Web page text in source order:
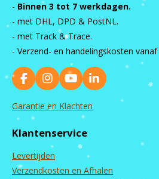
- Binnen 3 tot 7 werkdagen.
- met DHL, DPD & PostNL.
- met Track & Trace.
- Verzend- en handelingskosten vanaf
F
a
c
o
k
I
n
s
g
a
m
Y
o
u
b
L
i
Garantie en Klachten
Klantenservice
Levertijden
Verzendkosten en Afhalen